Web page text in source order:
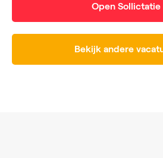
Open Sollictatie
Bekijk andere